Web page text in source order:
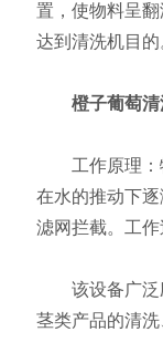
置，使物料呈
达到清洗机目的
橙子葡萄清
工作原理：物
在水的推动下
滤网拦截。工
该设备广泛应
茎类产品的清洗